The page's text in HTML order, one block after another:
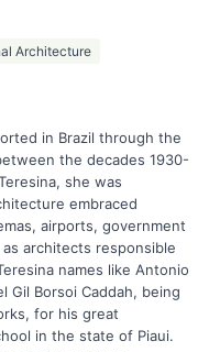
Architecture
in Brazil through the
the decades 1930-
she was
embraced
airports, government
architects responsible
names like Antonio
Gil Borsoi Caddah, being
for his great
in the state of Piaui.